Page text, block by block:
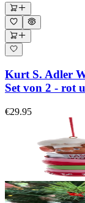
Kurt S. Adler
Set von 2 - rot
€29.95